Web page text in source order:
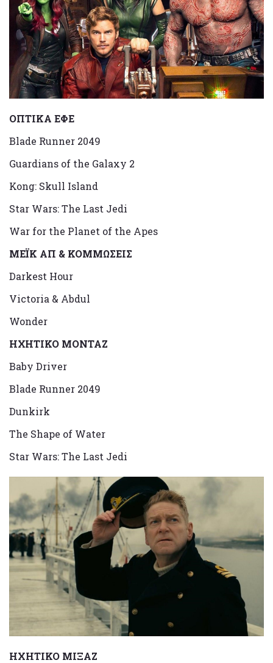
ΟΠΤΙΚΑ ΕΦΕ
Blade Runner 2049
Guardians of the Galaxy 2
Kong: Skull Island
Star Wars: The Last Jedi
War for the Planet of the Apes
ΜΕΪΚ ΑΠ & ΚΟΜΜΩΣΕΙΣ
Darkest Hour
Victoria & Abdul
Wonder
ΗΧΗΤΙΚΟ ΜΟΝΤΑΖ
Baby Driver
Blade Runner 2049
Dunkirk
The Shape of Water
Star Wars: The Last Jedi
HXHTIKO MIΞΑΖ